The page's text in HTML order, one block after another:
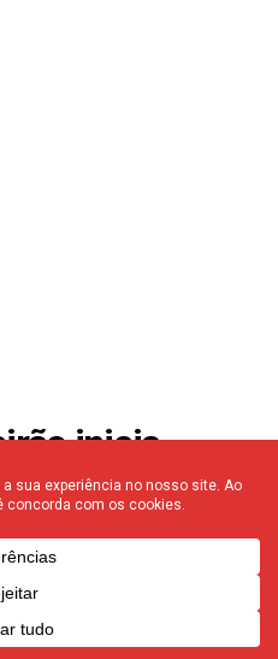
inicia
gratuitos
exame
300
solucionar alguns
no Centro Judiciário